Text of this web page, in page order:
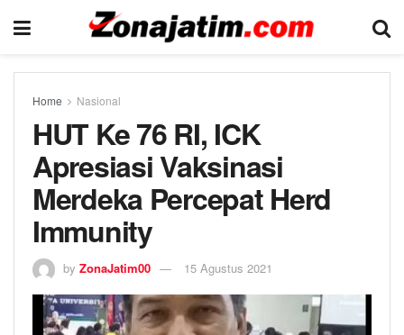
Home Nasional
HUT Ke 76 RI, ICK
Apresiasi Vaksinasi
Merdeka Percepat Herd
Immunity
by ZonaJatim00 15 Agustus 2021